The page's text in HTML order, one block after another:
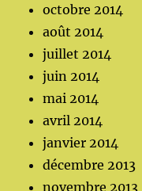
octobre 2014
août 2014
juillet 2014
juin 2014
mai 2014
avril 2014
janvier 2014
décembre 2013
novembre 2013